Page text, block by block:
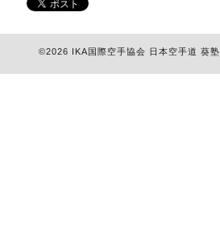
©2026 IKA国際空手協会 日本空手道 葵塾